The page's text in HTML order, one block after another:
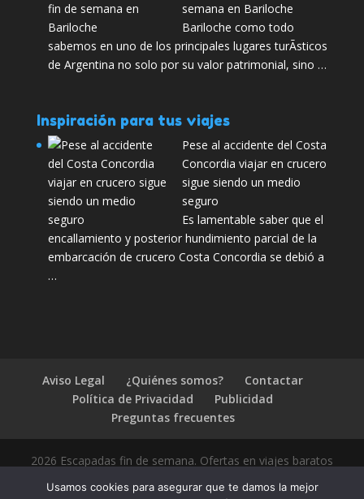
semana en Bariloche
Bariloche como todo
sabemos en uno de los principales lugares turÃ­sticos
de Argentina no solo por su valor patrimonial, sino …
Inspiración para tus viajes
Pese al accidente del Costa
Concordia viajar en crucero
sigue siendo un medio
seguro
Es lamentable saber que el
encallamiento y posterior hundimiento parcial de la
embarcación de crucero Costa Concordia se debió a
…
Aviso Legal ¿Quiénes somos?
Contactar
Política de Privacidad
Publicidad
Preguntas frecuentes
2026 Escapadas fin de semana. Ofertas en viajes baratos
Usamos cookies para asegurar que te damos la mejor